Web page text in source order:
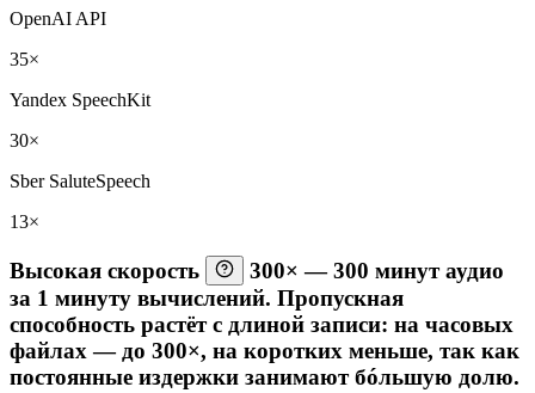
OpenAI API
35×
Yandex SpeechKit
30×
Sber SaluteSpeech
13×
Высокая скорость 300× — 300 минут аудио
за 1 минуту вычислений. Пропускная
способность растёт с длиной записи: на часовых
файлах — до 300×, на коротких меньше, так как
постоянные издержки занимают бóльшую долю.